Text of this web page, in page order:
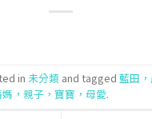
in未分類 and tagged藍田
，親子，寶寶，母愛.